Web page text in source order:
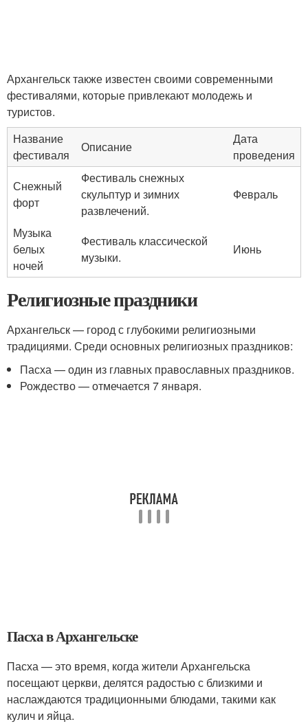
Архангельск также известен своими современными
фестивалями, которые привлекают молодежь и
туристов.
Название
фестиваля
Описание
Дата
проведения
Снежный
форт
Фестиваль снежных
скульптур и зимних
развлечений.
Февраль
Музыка
белых
ночей
Фестиваль классической
музыки.
Июнь
Религиозные праздники
Архангельск — город с глубокими религиозными
традициями. Среди основных религиозных праздников:
Пасха — один из главных православных праздников.
Рождество — отмечается 7 января.
Пасха в Архангельске
Пасха — это время, когда жители Архангельска
посещают церкви, делятся радостью с близкими и
наслаждаются традиционными блюдами, такими как
кулич и яйца.